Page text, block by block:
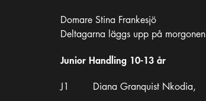
Domare Stina Frankesjö
Deltagarna läggs upp på morgonen
Junior Handling 10-13 år
J1 Diana Granquist Nkodia,